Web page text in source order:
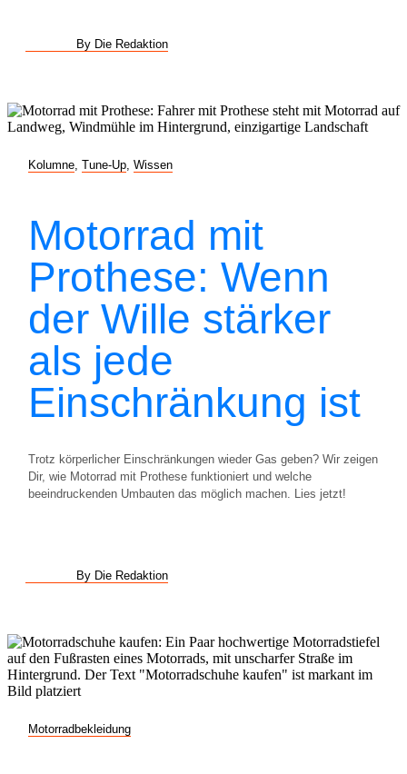
By Die Redaktion
Kolumne Tune-Up Wissen
Motorrad mit
Prothese: Wenn
der Wille stärker
als jede
Einschränkung ist
Trotz körperlicher Einschränkungen wieder Gas geben? Wir zeigen
Dir, wie Motorrad mit Prothese funktioniert und welche
beeindruckenden Umbauten das möglich machen. Lies jetzt!
By Die Redaktion
Motorradbekleidung